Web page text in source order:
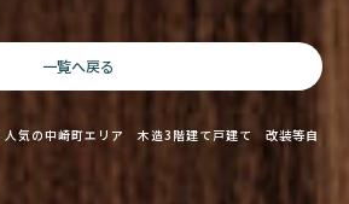
一覧へ戻る
人気の中崎町エリア 木造3階建て戸建て 改装等自